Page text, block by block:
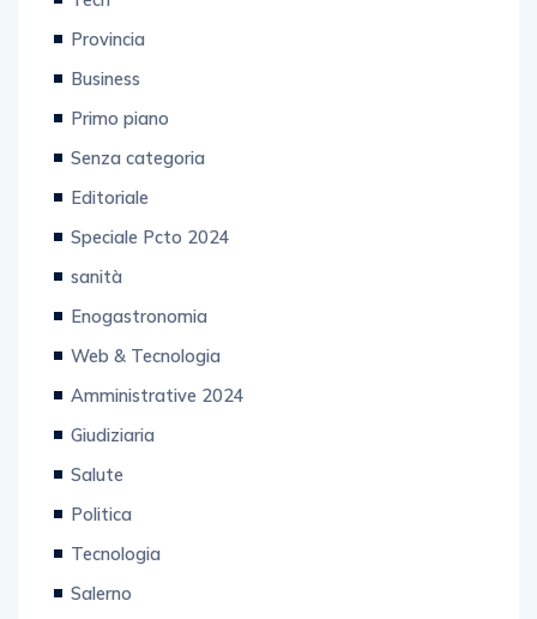
Provincia
Business
Primo piano
Senza categoria
Editoriale
Speciale Pcto 2024
sanità
Enogastronomia
Web & Tecnologia
Amministrative 2024
Giudiziaria
Salute
Politica
Tecnologia
Salerno
Motori